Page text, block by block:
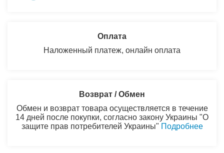
Оплата
Наложенный платеж, онлайн оплата
Возврат / Обмен
Обмен и возврат товара осуществляется в течение
14 дней после покупки, согласно закону Украины "О
защите прав потребителей Украины" Подробнее